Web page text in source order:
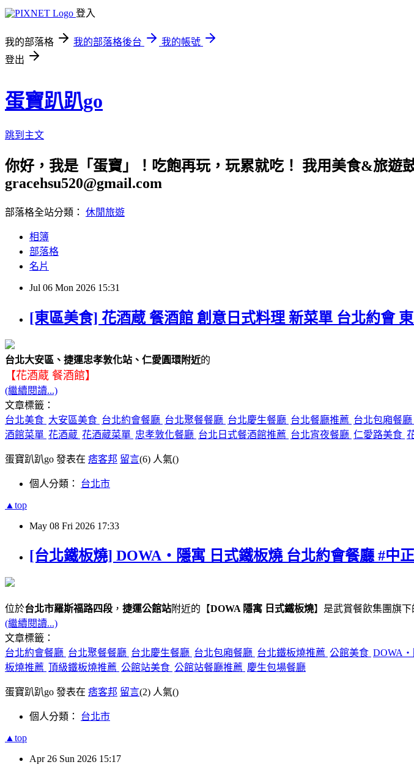
登入
我的部落格 我的部落格後台
我的帳號
登出
蛋寶趴趴go
跳到主文
你好，我是「蛋寶」！吃飽再玩，玩累就吃！ 我用美食&旅遊
gracehsu520@gmail.com
部落格全站分類： 休閒旅遊
相簿
部落格
名片
Jul 06 Mon 2026 15:31
[東區美食] 花酒蔵 餐酒館 創意日式料理 新菜單 台北約會
台北大安區、捷運忠孝敦化站、仁愛圓環附近的
【花酒蔵 餐酒館】
(繼續閱讀...)
文章標籤：
台北美食 大安區美食 台北約會餐廳 台北聚餐餐廳 台北慶生餐廳 台北餐廳推薦 台北包廂餐廳
酒館菜單 花酒蔵 花酒蔵菜單 忠孝敦化餐廳 台北日式餐酒館推薦 台北宵夜餐廳 仁愛路美食
蛋寶趴趴go 發表在 痞客邦 留言(6) 人氣()
個人分類： 台北市
▲top
May 08 Fri 2026 17:33
[台北鐵板燒] DOWA・隱寓 日式鐵板燒 台北約會餐廳 #中
位於台北市羅斯福路四段 ， 捷運公館站附近的【DOWA 隱寓 日式鐵板燒】是武賞餐飲集團旗下
(繼續閱讀...)
文章標籤：
台北約會餐廳 台北聚餐餐廳 台北慶生餐廳 台北包廂餐廳 台北鐵板燒推薦 公館美食 DOWA
板燒推薦 頂級鐵板燒推薦 公館站美食 公館站餐廳推薦 慶生包場餐廳
蛋寶趴趴go 發表在 痞客邦 留言(2) 人氣()
個人分類： 台北市
▲top
Apr 26 Sun 2026 15:17